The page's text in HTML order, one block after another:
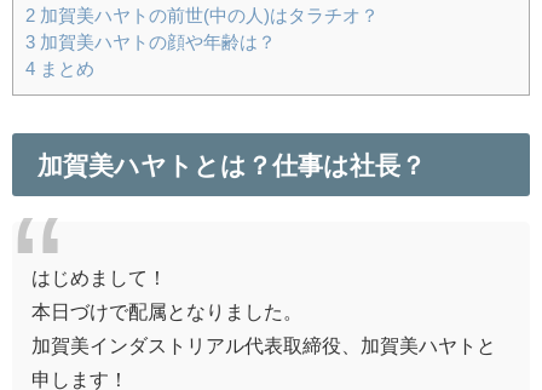
2 加賀美ハヤトの前世(中の人)はタラチオ？
3 加賀美ハヤトの顔や年齢は？
4 まとめ
加賀美ハヤトとは？仕事は社長？
はじめまして！
本日づけで配属となりました。
加賀美インダストリアル代表取締役、加賀美ハヤトと
申します！